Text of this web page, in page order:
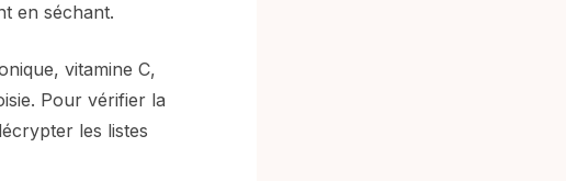
en séchant.
vitamine C,
Pour vérifier la
les listes